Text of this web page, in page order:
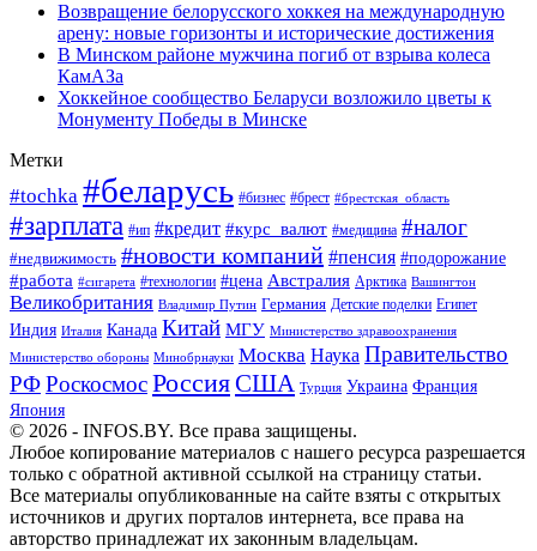
Возвращение белорусского хоккея на международную
арену: новые горизонты и исторические достижения
В Минском районе мужчина погиб от взрыва колеса
КамАЗа
Хоккейное сообщество Беларуси возложило цветы к
Монументу Победы в Минске
Метки
#tochka #беларусь #бизнес #брест #брестская_область
#зарплата #ип #кредит #курс_валют #медицина #налог
#недвижимость #новости компаний #пенсия #подорожание
#работа #сигарета #технологии #цена Австралия Арктика Вашингтон
Великобритания Владимир Путин Германия Детские поделки Египет
Индия Италия Канада Китай МГУ Министерство здравоохранения
Министерство обороны Минобрнауки Москва Наука Правительство
РФРоскосмосРоссияСША Турция Украина Франция
Япония
© 2026 - INFOS.BY. Все права защищены.
Любое копирование материалов с нашего ресурса разрешается
только с обратной активной ссылкой на страницу статьи.
Все материалы опубликованные на сайте взяты с открытых
источников и других порталов интернета, все права на
авторство принадлежат их законным владельцам.